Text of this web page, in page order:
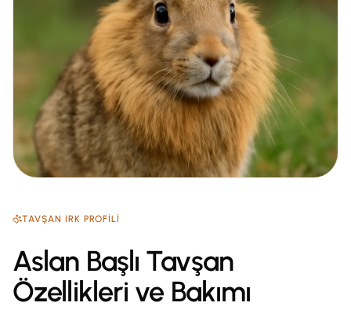
TAVŞAN IRK PROFILI
Aslan Başlı Tavşan
Özellikleri ve Bakımı